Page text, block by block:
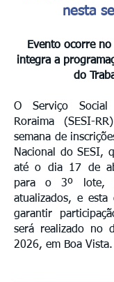
nesta
Evento ocorre
integra a
do
O Serviço
Roraima (SESI-
semana de
Nacional do SESI,
até o dia 17 de
para o 3º lote,
atualizados, e
garantir
será realizado no
2026, em Boa Vista.